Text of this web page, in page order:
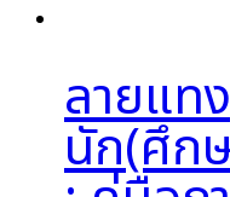
ลายแทง
นัก(ศึก